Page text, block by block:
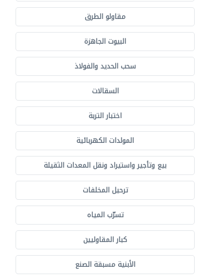
مقاولو الطرق
البيوت الجاهزة
سحب الحديد والفولاذ
السقالات
اختبار التربة
المولدات الكهربائية
بيع وتأجير واستيراد ونقل المعدات الثقيلة
ترحيل المخلفات
تسرّب المياه
كبار المقاوليين
الأبنية مسبقة الصنع